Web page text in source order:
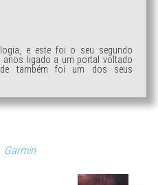
e este foi o seu segundo
anos ligado a um portal voltado
também foi um dos seus
Garmin